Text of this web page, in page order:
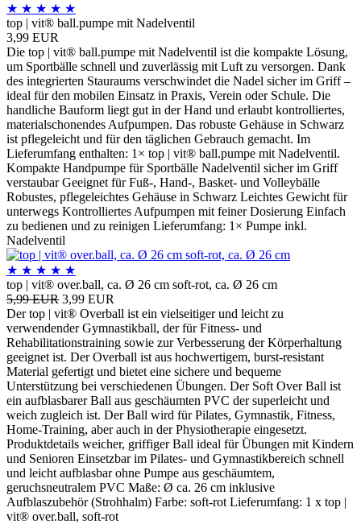
★ ★ ★ ★ ★
top | vit® ball.pumpe mit Nadelventil
3,99 EUR
Die top | vit® ball.pumpe mit Nadelventil ist die kompakte Lösung,
um Sportbälle schnell und zuverlässig mit Luft zu versorgen. Dank
des integrierten Stauraums verschwindet die Nadel sicher im Griff –
ideal für den mobilen Einsatz in Praxis, Verein oder Schule. Die
handliche Bauform liegt gut in der Hand und erlaubt kontrolliertes,
materialscho­nendes Aufpumpen. Das robuste Gehäuse in Schwarz
ist pflegeleicht und für den täglichen Gebrauch gemacht. Im
Lieferumfang enthalten: 1× top | vit® ball.pumpe mit Nadelventil.
Kompakte Handpumpe für Sportbälle Nadelventil sicher im Griff
verstaubar Geeignet für Fuß-, Hand-, Basket- und Volleybälle
Robustes, pflegeleichtes Gehäuse in Schwarz Leichtes Gewicht für
unterwegs Kontrolliertes Aufpumpen mit feiner Dosierung Einfach
zu bedienen und zu reinigen Lieferumfang: 1× Pumpe inkl.
Nadelventil
★ ★ ★ ★ ★
top | vit® over.ball, ca. Ø 26 cm soft-rot, ca. Ø 26 cm
5,99 EUR 3,99 EUR
Der top | vit® Overball ist ein vielseitiger und leicht zu
verwendender Gymnastikball, der für Fitness- und
Rehabilitationstraining sowie zur Verbesserung der Körperhaltung
geeignet ist. Der Overball ist aus hochwertigem, burst-resistant
Material gefertigt und bietet eine sichere und bequeme
Unterstützung bei verschiedenen Übungen. Der Soft Over Ball ist
ein aufblasbarer Ball aus geschäumten PVC der superleicht und
weich zugleich ist. Der Ball wird für Pilates, Gymnastik, Fitness,
Home-Training, aber auch in der Physiotherapie eingesetzt.
Produktdetails weicher, griffiger Ball ideal für Übungen mit Kindern
und Senioren Einsetzbar im Pilates- und Gymnastikbereich schnell
und leicht aufblasbar ohne Pumpe aus geschäumtem,
geruchsneutralem PVC Maße: Ø ca. 26 cm inklusive
Aufblaszubehör (Strohhalm) Farbe: soft-rot Lieferumfang: 1 x top |
vit® over.ball, soft-rot